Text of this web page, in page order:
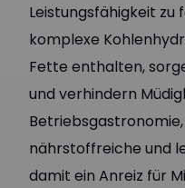
Leistungsfähigkeit zu
komplexe
Fette enthalten,
und verhindern
nährstoffreiche und
damit ein Anreiz für